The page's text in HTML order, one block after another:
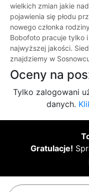
wielkich zmian jakie
pojawienia się płodu
nowego członka
Bobofoto pracuje tylko
najwyższej jakości.
znajdziemy w
Oceny na
Tylko zalogowani
danych.
Gratulacje!